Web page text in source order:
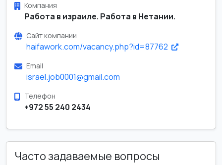
Компания
Работа в израиле. Работа в Нетании.
Сайт компании
haifawork.com/vacancy.php?id=87762
Email
israel.job0001@gmail.com
Телефон
+972 55 240 2434
Часто задаваемые вопросы